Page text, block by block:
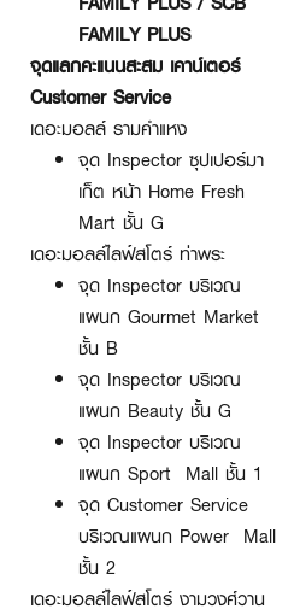
FAMILY PLUS
จุดแลกคะแนนสะสม เคาน์เตอร์
Customer Service
เดอะมอลล์ รามคำแหง
จุด Inspector ซุปเปอร์มา
เก็ต หน้า Home Fresh
Mart ชั้น G
เดอะมอลล์ไลฟ์สโตร์ ท่าพระ
จุด Inspector บริเวณ
แผนก Gourmet Market
ชั้น B
จุด Inspector บริเวณ
แผนก Beauty ชั้น G
จุด Inspector บริเวณ
แผนก Sport Mall ชั้น 1
จุด Customer Service
บริเวณแผนก Power Mall
ชั้น 2
เดอะมอลล์ไลฟ์สโตร์ งามวงศ์วาน